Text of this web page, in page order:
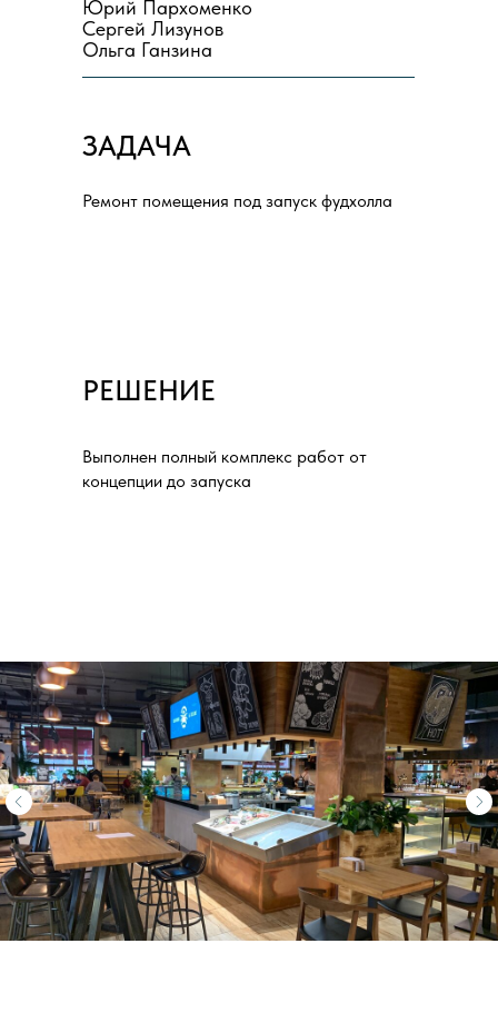
Юрий Пархоменко
Сергей Лизунов
Ольга Ганзина
ЗАДАЧА
Ремонт помещения под запуск фудхолла
РЕШЕНИЕ
Выполнен полный комплекс работ от
концепции до запуска